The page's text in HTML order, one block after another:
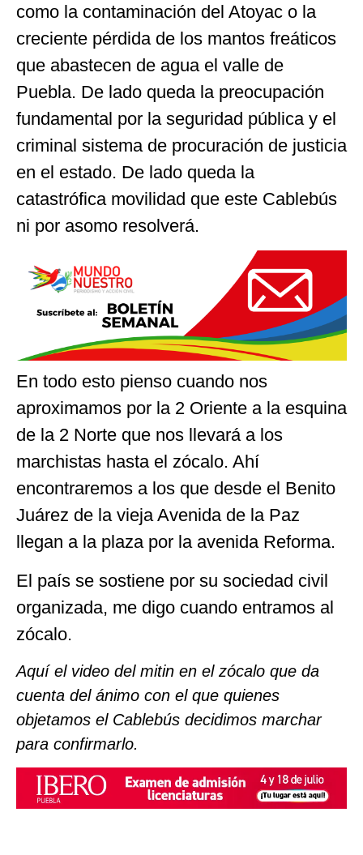
como la contaminación del Atoyac o la
creciente pérdida de los mantos freáticos
que abastecen de agua el valle de
Puebla. De lado queda la preocupación
fundamental por la seguridad pública y el
criminal sistema de procuración de justicia
en el estado. De lado queda la
catastrófica movilidad que este Cablebús
ni por asomo resolverá.
En todo esto pienso cuando nos
aproximamos por la 2 Oriente a la esquina
de la 2 Norte que nos llevará a los
marchistas hasta el zócalo. Ahí
encontraremos a los que desde el Benito
Juárez de la vieja Avenida de la Paz
llegan a la plaza por la avenida Reforma.
El país se sostiene por su sociedad civil
organizada, me digo cuando entramos al
zócalo.
Aquí el video del mitin en el zócalo que da
cuenta del ánimo con el que quienes
objetamos el Cablebús decidimos marchar
para confirmarlo.